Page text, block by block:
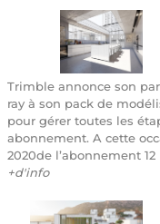
Trimble annonce son
ray à son pack de
pour gérer toutes les
abonnement. A cette
2020de l’abonnement
+d'info